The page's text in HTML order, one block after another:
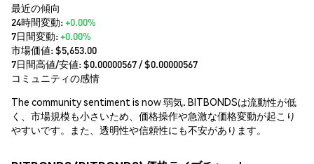
最近の傾向
24時間変動:+0.00%
7日間変動:+0.00%
市場価値:$5,653.00
7日間高値/安値: $0.00000567/ $0.00000567
コミュニティの感情
The community sentiment is now 弱気. BITBONDSは流動性が低
く、市場規模も小さいため、価格操作や急激な価格変動が起こり
やすいです。また、透明性や信頼性にも不安があります。